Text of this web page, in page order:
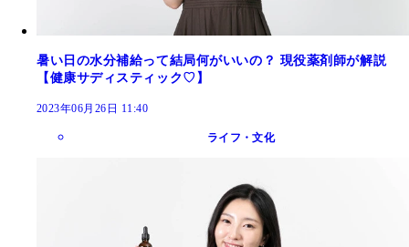
暑い日の水分補給って結局何がいいの？ 現役薬剤師が解説
【健康サディスティック♡】
2023年06月26日 11:40
ライフ・文化